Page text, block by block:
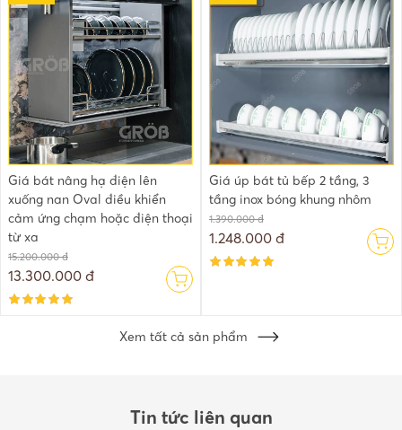
Giá bát nâng hạ điện lên
xuống nan Oval điều khiển
cảm ứng chạm hoặc điện thoại
từ xa
15.200.000 đ
13.300.000 đ
Giá úp bát tủ bếp 2 tầng, 3
tầng inox bóng khung nhôm
1.390.000 đ
1.248.000 đ
Xem tất cả sản phẩm
Tin tức liên quan